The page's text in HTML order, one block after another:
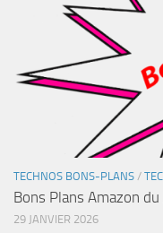
TECHNOS BONS-PLANS /
Bons Plans Amazon
29 JANVIER 2026